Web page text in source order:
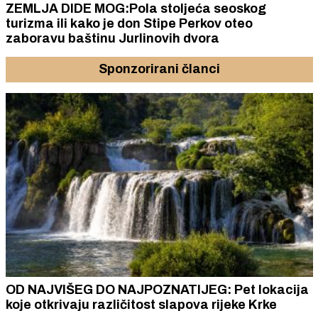
ZEMLJA DIDE MOG:Pola stoljeća seoskog
turizma ili kako je don Stipe Perkov oteo
zaboravu baštinu Jurlinovih dvora
Sponzorirani članci
OD NAJVIŠEG DO NAJPOZNATIJEG: Pet lokacija
koje otkrivaju različitost slapova rijeke Krke